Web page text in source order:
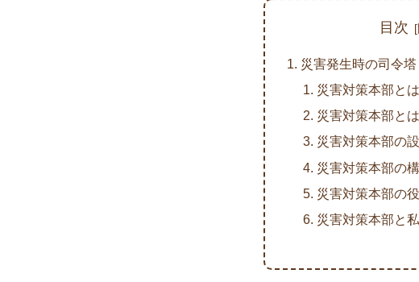
目次
災害発生時の司令
災害対策本部とは
災害対策本部と
災害対策本部の
災害対策本部の
災害対策本部の
災害対策本部と